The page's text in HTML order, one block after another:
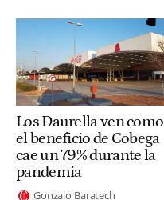
Los Daurella ven como
el beneficio de Cobega
cae un 79% durante la
pandemia
Gonzalo Baratech